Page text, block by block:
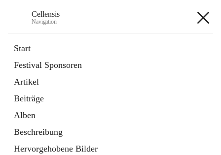
Cellensis
Navigation
Start
Festival Sponsoren
Artikel
Beiträge
Alben
Beschreibung
Hervorgehobene Bilder
Festival Sponsoren